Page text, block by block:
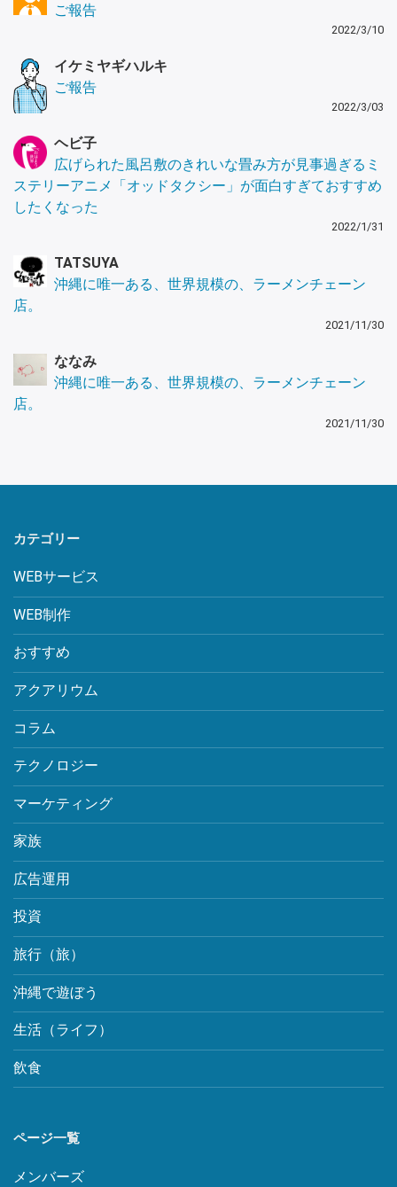
ご報告
2022/3/10
イケミヤギハルキ
ご報告
2022/3/03
ヘビ子
広げられた風呂敷のきれいな畳み方が見事過ぎるミ
ステリーアニメ「オッドタクシー」が面白すぎておすすめ
したくなった
2022/1/31
TATSUYA
沖縄に唯一ある、世界規模の、ラーメンチェーン
店。
2021/11/30
ななみ
沖縄に唯一ある、世界規模の、ラーメンチェーン
店。
2021/11/30
カテゴリー
WEBサービス
WEB制作
おすすめ
アクアリウム
コラム
テクノロジー
マーケティング
家族
広告運用
投資
旅行（旅）
沖縄で遊ぼう
生活（ライフ）
飲食
ページ一覧
メンバーズ